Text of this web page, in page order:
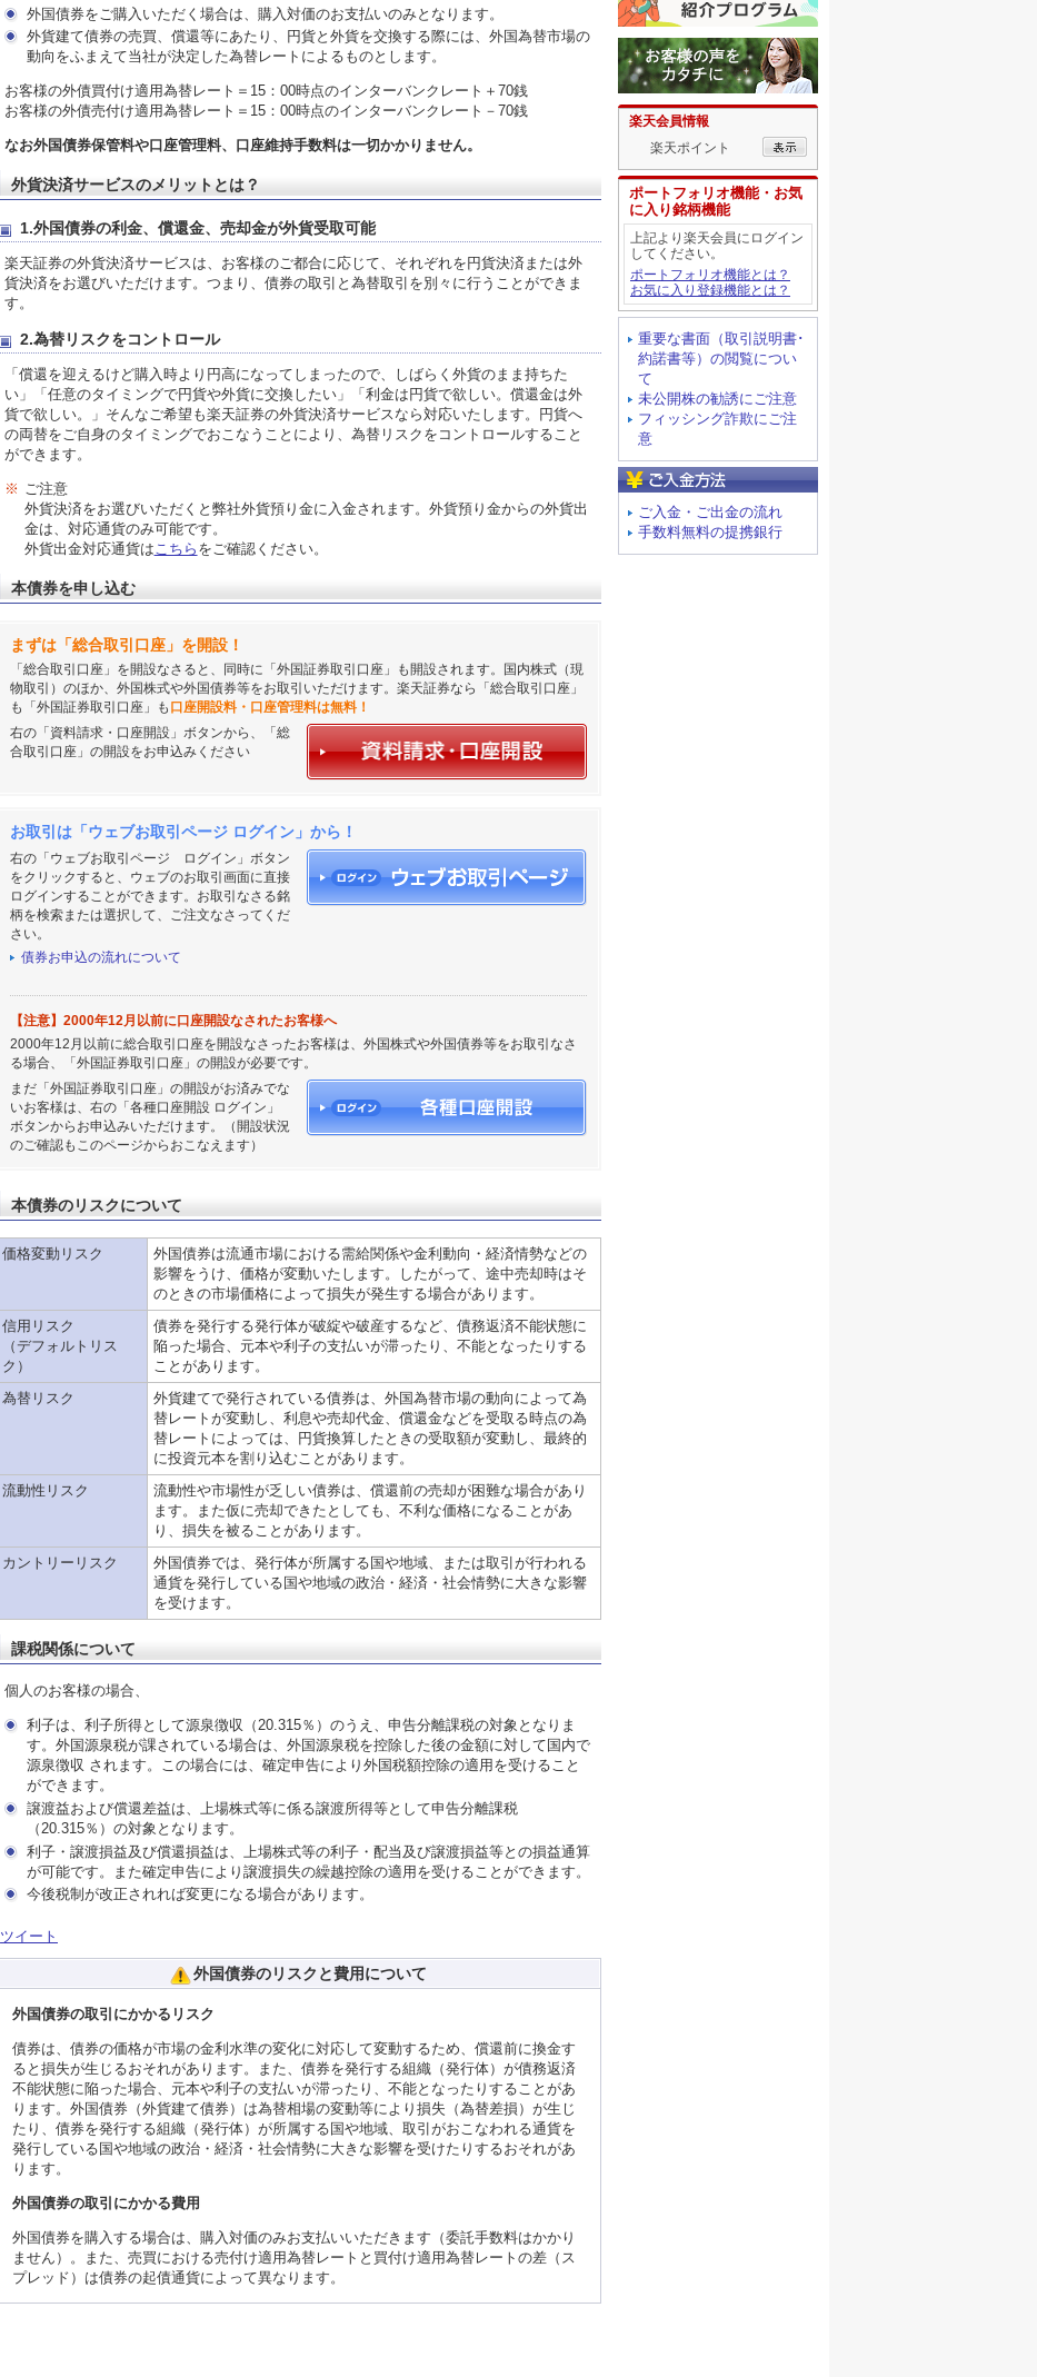
外国債券をご購入いただく場合は、購入対価のお支払いのみとなります。
外貨建て債券の売買、償還等にあたり、円貨と外貨を交換する際には、外国為替市場の
動向をふまえて当社が決定した為替レートによるものとします。
お客様の外債買付け適用為替レート＝15：00時点のインターバンクレート＋70銭
お客様の外債売付け適用為替レート＝15：00時点のインターバンクレート－70銭
なお外国債券保管料や口座管理料、口座維持手数料は一切かかりません。
外貨決済サービスのメリットとは？
1.外国債券の利金、償還金、売却金が外貨受取可能
楽天証券の外貨決済サービスは、お客様のご都合に応じて、それぞれを円貨決済または外
貨決済をお選びいただけます。つまり、債券の取引と為替取引を別々に行うことができま
す。
2.為替リスクをコントロール
「償還を迎えるけど購入時より円高になってしまったので、しばらく外貨のまま持ちた
い」「任意のタイミングで円貨や外貨に交換したい」「利金は円貨で欲しい。償還金は外
貨で欲しい。」そんなご希望も楽天証券の外貨決済サービスなら対応いたします。円貨へ
の両替をご自身のタイミングでおこなうことにより、為替リスクをコントロールすること
ができます。
※ ご注意
外貨決済をお選びいただくと弊社外貨預り金に入金されます。外貨預り金からの外貨出
金は、対応通貨のみ可能です。
外貨出金対応通貨はこちら をご確認ください。
本債券を申し込む
まずは「総合取引口座」を開設！
「総合取引口座」を開設なさると、同時に「外国証券取引口座」も開設されます。国内株式（現
物取引）のほか、外国株式や外国債券等をお取引いただけます。楽天証券なら「総合取引口座」
も「外国証券取引口座」も 口座開設料・口座管理料は無料！
右の「資料請求・口座開設」ボタンから、「総
合取引口座」の開設をお申込みください
お取引は「ウェブお取引ページ ログイン」から！
右の「ウェブお取引ページ ログイン」ボタン
をクリックすると、ウェブのお取引画面に直接
ログインすることができます。お取引なさる銘
柄を検索または選択して、ご注文なさってくだ
さい。
債券お申込の流れについて
【注意】2000年12月以前に口座開設なされたお客様へ
2000年12月以前に総合取引口座を開設なさったお客様は、外国株式や外国債券等をお取引なさ
る場合、「外国証券取引口座」の開設が必要です。
まだ「外国証券取引口座」の開設がお済みでな
いお客様は、右の「各種口座開設 ログイン」
ボタンからお申込みいただけます。（開設状況
のご確認もこのページからおこなえます）
本債券のリスクについて
価格変動リスク
外国債券は流通市場における需給関係や金利動向・経済情勢などの
影響をうけ、価格が変動いたします。したがって、途中売却時はそ
のときの市場価格によって損失が発生する場合があります。
信用リスク
（デフォルトリス
ク）
債券を発行する発行体が破綻や破産するなど、債務返済不能状態に
陥った場合、元本や利子の支払いが滞ったり、不能となったりする
ことがあります。
為替リスク
外貨建てで発行されている債券は、外国為替市場の動向によって為
替レートが変動し、利息や売却代金、償還金などを受取る時点の為
替レートによっては、円貨換算したときの受取額が変動し、最終的
に投資元本を割り込むことがあります。
流動性リスク
流動性や市場性が乏しい債券は、償還前の売却が困難な場合があり
ます。また仮に売却できたとしても、不利な価格になることがあ
り、損失を被ることがあります。
カントリーリスク
外国債券では、発行体が所属する国や地域、または取引が行われる
通貨を発行している国や地域の政治・経済・社会情勢に大きな影響
を受けます。
課税関係について
個人のお客様の場合、
利子は、利子所得として源泉徴収（20.315％）のうえ、申告分離課税の対象となりま
す。外国源泉税が課されている場合は、外国源泉税を控除した後の金額に対して国内で
源泉徴収 されます。この場合には、確定申告により外国税額控除の適用を受けること
ができます。
譲渡益および償還差益は、上場株式等に係る譲渡所得等として申告分離課税
（20.315％）の対象となります。
利子・譲渡損益及び償還損益は、上場株式等の利子・配当及び譲渡損益等との損益通算
が可能です。また確定申告により譲渡損失の繰越控除の適用を受けることができます。
今後税制が改正されれば変更になる場合があります。
ツイート
外国債券のリスクと費用について
外国債券の取引にかかるリスク
債券は、債券の価格が市場の金利水準の変化に対応して変動するため、償還前に換金す
ると損失が生じるおそれがあります。また、債券を発行する組織（発行体）が債務返済
不能状態に陥った場合、元本や利子の支払いが滞ったり、不能となったりすることがあ
ります。外国債券（外貨建て債券）は為替相場の変動等により損失（為替差損）が生じ
たり、債券を発行する組織（発行体）が所属する国や地域、取引がおこなわれる通貨を
発行している国や地域の政治・経済・社会情勢に大きな影響を受けたりするおそれがあ
ります。
外国債券の取引にかかる費用
外国債券を購入する場合は、購入対価のみお支払いいただきます（委託手数料はかかり
ません）。また、売買における売付け適用為替レートと買付け適用為替レートの差（ス
プレッド）は債券の起債通貨によって異なります。
楽天会員情報
楽天ポイント
ポートフォリオ機能・お気
に入り銘柄機能
上記より楽天会員にログイン
してください。
ポートフォリオ機能とは？
お気に入り登録機能とは？
重要な書面（取引説明書･
約諾書等）の閲覧につい
て
未公開株の勧誘にご注意
フィッシング詐欺にご注
意
ご入金・ご出金の流れ
手数料無料の提携銀行